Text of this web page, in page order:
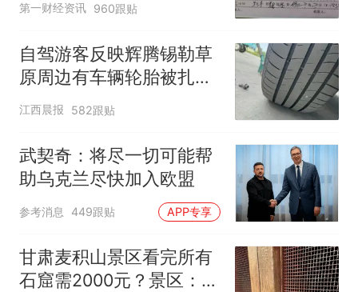
第一财经资讯 960跟贴
自驾游客反映辉腾锡勒草
原周边有车辆轮胎被扎，
修理店铺换胎价格高达千
元，官方发布情况通报
江西晨报 582跟贴
武契奇：将尽一切可能帮
助乌克兰尽快加入欧盟
参考消息 449跟贴 APP专享
甘肃麦积山景区看完所有
石窟需2000元？景区：部